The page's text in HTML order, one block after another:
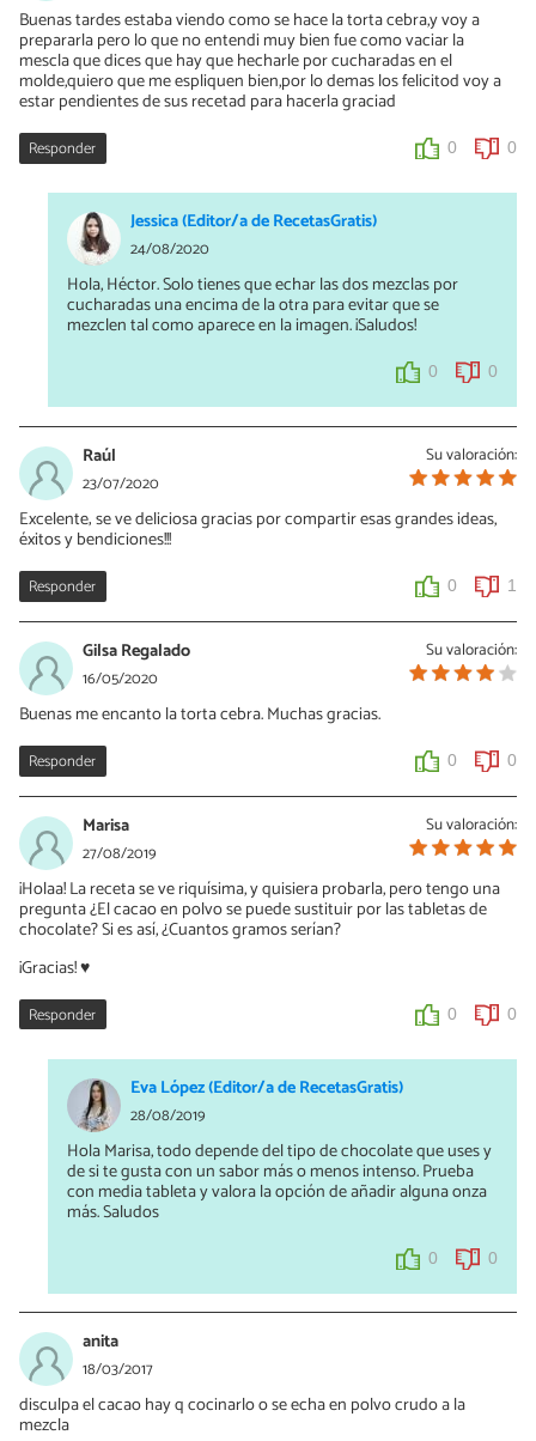
Buenas tardes estaba viendo como se hace la torta cebra,y voy a
prepararla pero lo que no entendi muy bien fue como vaciar la
mescla que dices que hay que hecharle por cucharadas en el
molde,quiero que me espliquen bien,por lo demas los felicitod voy a
estar pendientes de sus recetad para hacerla graciad
Responder 0 0
Jessica (Editor/a de RecetasGratis)
24/08/2020
Hola, Héctor. Solo tienes que echar las dos mezclas por
cucharadas una encima de la otra para evitar que se
mezclen tal como aparece en la imagen. ¡Saludos!
0 0
Su valoración:
Raúl
23/07/2020
Excelente; se ve deliciosa gracias por compartir esas grandes ideas,
éxitos y bendiciones!!!
Responder 0 1
Su valoración:
Gilsa Regalado
16/05/2020
Buenas me encanto la torta cebra. Muchas gracias.
Responder 0 0
Su valoración:
Marisa
27/08/2019
¡Holaa! La receta se ve riquísima, y quisiera probarla, pero tengo una
pregunta ¿El cacao en polvo se puede sustituir por las tabletas de
chocolate? Si es así, ¿Cuantos gramos serían?
¡Gracias! ♥️
Responder 0 0
Eva López (Editor/a de RecetasGratis)
28/08/2019
Hola Marisa, todo depende del tipo de chocolate que uses y
de si te gusta con un sabor más o menos intenso. Prueba
con media tableta y valora la opción de añadir alguna onza
más. Saludos
0 0
anita
18/03/2017
disculpa el cacao hay q cocinarlo o se echa en polvo crudo a la
mezcla